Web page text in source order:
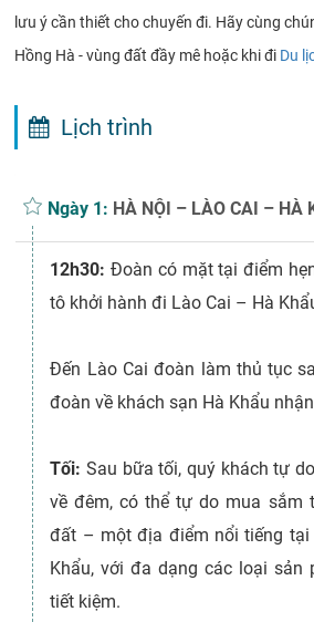
lưu ý cần thiết cho chuyến đi. Hãy cùng
Hồng Hà - vùng đất đầy mê hoặc khi đi Du
Lịch trình
Ngày 1: HÀ NỘI – LÀO CAI – HÀ
12h30: Đoàn có mặt tại điểm
tô khởi hành đi Lào Cai – Hà
Đến Lào Cai đoàn làm thủ tục
đoàn về khách sạn Hà Khẩu
Tối:Sau bữa tối, quý khách tự
về đêm, có thể tự do mua sắm
đất – một địa điểm nổi tiếng
Khẩu, với đa dạng các loại sản
tiết kiệm.